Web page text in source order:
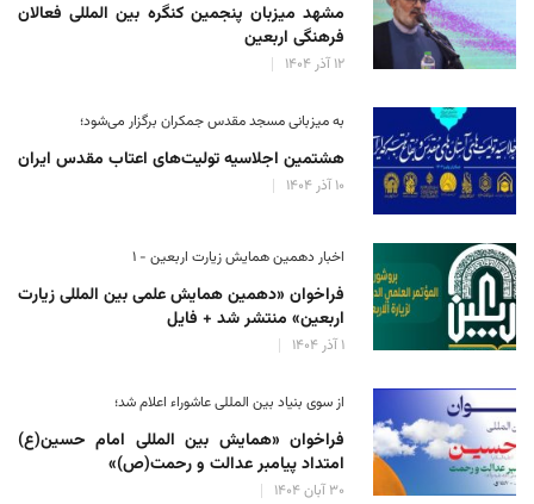
مشهد میزبان پنجمین کنگره بین المللی فعالان
فرهنگی اربعین
۱۲ آذر ۱۴۰۴
به میزبانی مسجد مقدس جمکران برگزار می‌شود؛
هشتمین اجلاسیه تولیت‌های اعتاب مقدس ایران
۱۰ آذر ۱۴۰۴
اخبار دهمین همایش زیارت اربعین - ۱
فراخوان «دهمین همایش علمی بین المللی زیارت
اربعین» منتشر شد + فایل
۱ آذر ۱۴۰۴
از سوی بنیاد بین المللی عاشوراء اعلام شد؛
فراخوان «همایش بین المللی امام حسین(ع)
امتداد پیامبر عدالت و رحمت(ص)»
۳۰ آبان ۱۴۰۴